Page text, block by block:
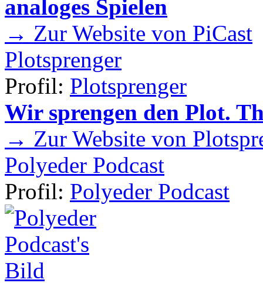
analoges Spielen
→ Zur Website von PiCast
Plotsprenger
Profil: Plotsprenger
Wir sprengen den Plot.
→ Zur Website von
Polyeder Podcast
Profil: Polyeder Podcast